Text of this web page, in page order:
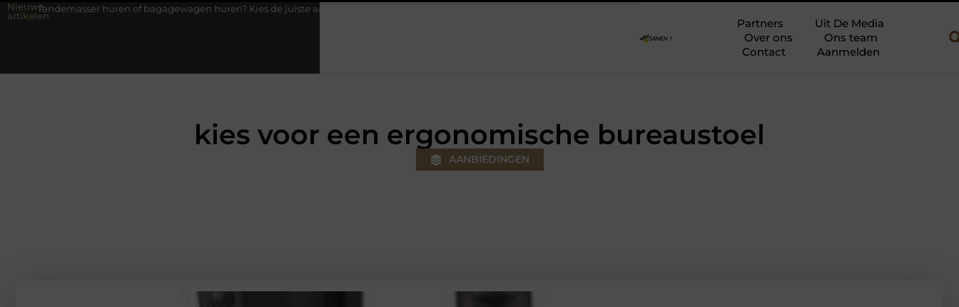
Nieuwe
artikelen
huren of bagagewagen huren? Kies de juiste aanhanger voor jouw klus
Partners
Uit De Media
Over ons
Ons team
Contact
Aanmelden
kies voor een ergonomische bureaustoel
AANBIEDINGEN